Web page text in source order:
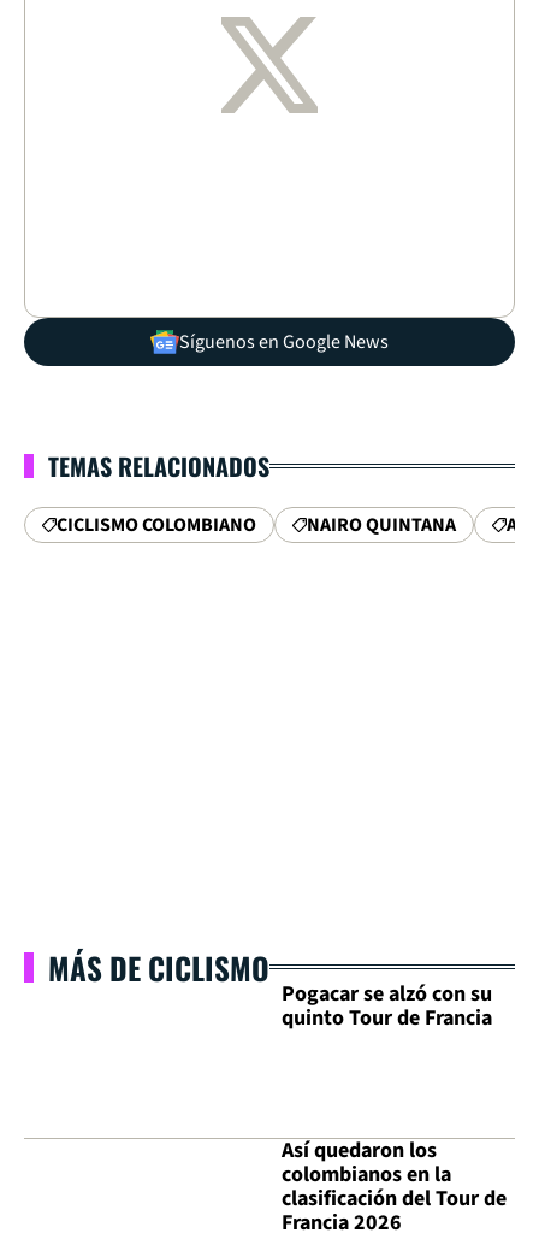
Síguenos en Google News
TEMAS RELACIONADOS
CICLISMO COLOMBIANO NAIRO QUINTANA
MÁS DE CICLISMO
Pogacar se alzó con su
quinto Tour de Francia
Así quedaron los
colombianos en la
clasificación del Tour de
Francia 2026